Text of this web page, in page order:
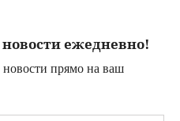
ежедневно!
прямо на ваш